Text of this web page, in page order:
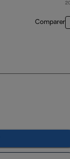
Comparer